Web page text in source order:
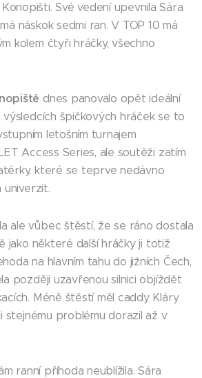
Konopišti. Své vedení upevnila Sára
náskok sedmi ran. V TOP 10 má
kolem čtyři hráčky, všechno
dnes panovalo opět ideální
špičkových hráček se to
letošním turnajem
Access Series, ale soutěži zatím
které se teprve nedávno
univerzit.
ale vůbec štěstí, že se ráno dostala
jako některé další hráčky ji totiž
na hlavním tahu do jižních Čech,
později uzavřenou silnici objíždět
Méně štěstí měl caddy Kláry
stejnému problému dorazil až v
ranní příhoda neublížila. Sára